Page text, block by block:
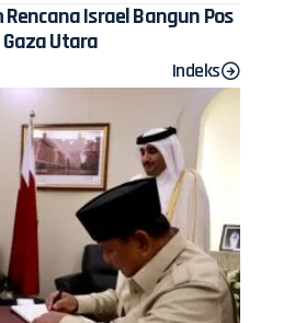
Rencana Israel Bangun Pos
Utara
Indeks